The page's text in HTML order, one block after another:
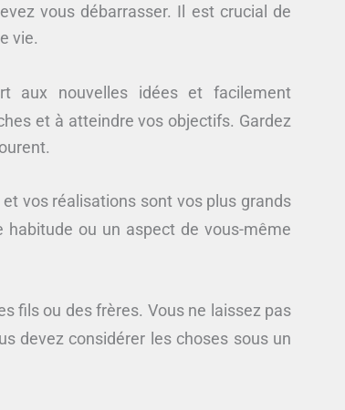
vous débarrasser. Il est crucial de
vie.
aux nouvelles idées et facilement
et à atteindre vos objectifs. Gardez
vos réalisations sont vos plus grands
habitude ou un aspect de vous-même
fils ou des frères. Vous ne laissez pas
devez considérer les choses sous un